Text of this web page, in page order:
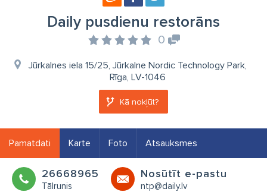
Daily pusdienu restorāns
0
Jūrkalnes iela 15/25, Jūrkalne Nordic Technology Park,
Rīga, LV-1046
Kā nokļūt?
Pamatdati Karte Foto Atsauksmes
26668965
Tālrunis
Nosūtīt e-pastu
ntp@daily.lv